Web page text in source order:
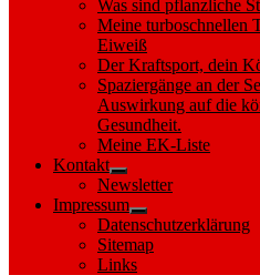
Was sind pflanzliche
Meine turboschnellen
Eiweiß
Der Kraftsport, dein
Spaziergänge an der
Auswirkung auf die
Gesundheit.
Meine EK-Liste
Kontakt
Show
sub
menu
Newsletter
Impressum
Show
sub
menu
Datenschutzerklärung
Sitemap
Links